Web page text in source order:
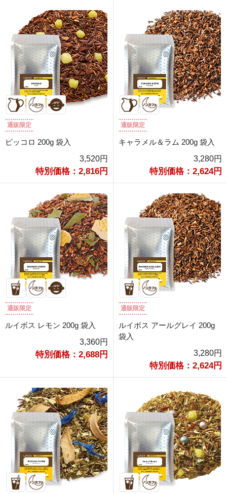
通販限定
ピッコロ 200g 袋入
3,520円
特別価格：2,816円
通販限定
キャラメル＆ラム 200g 袋入
3,280円
特別価格：2,624円
通販限定
ルイボス レモン 200g 袋入
3,360円
特別価格：2,688円
通販限定
ルイボス アールグレイ 200g
袋入
3,280円
特別価格：2,624円